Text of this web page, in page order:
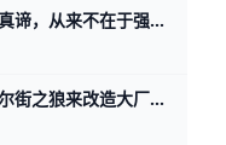
人生的真谛，从来不在于强大，而在于开拓生存空间 那天我讲经济与人性的时候，有个读者留言说： 他不想做事，也不想投资，他想干嘛呢？他想要有精彩的人生。 他也不知道怎么样才能有精彩的人生，俗称他不
如果华尔街之狼来改造大厂领导的“爹味发言” 昨天好些读者留言想听我点评某大厂合伙人，对着一家收购来的公司的员工的发言。 为什么内部讲话能上热搜呢？因为踩了以下几个在职场中非常容易惹众怒的